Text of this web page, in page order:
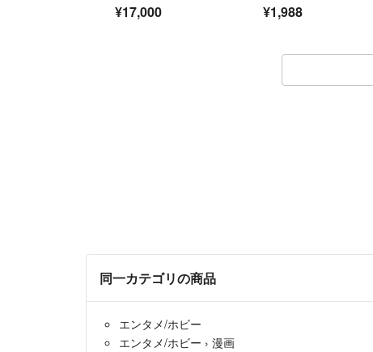
¥17,000 プ 2026年33号 ONE P
¥1,988
同一カテゴリの商品
エンタメ/ホビー
エンタメ/ホビー › 漫画